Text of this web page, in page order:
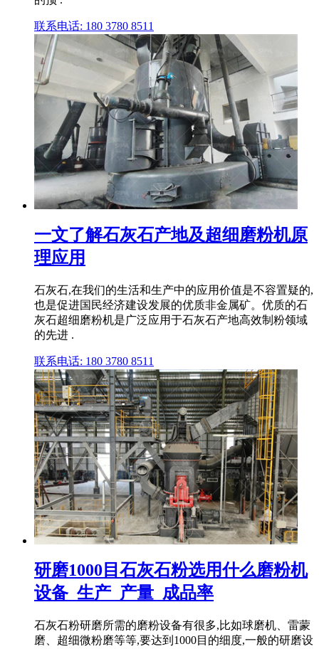
联系电话: 180 3780 8511
一文了解石灰石产地及超细磨粉机原
理应用
石灰石,在我们的生活和生产中的应用价值是不容置疑的,
也是促进国民经济建设发展的优质非金属矿。优质的石
灰石超细磨粉机是广泛应用于石灰石产地高效制粉领域
的先进 .
联系电话: 180 3780 8511
研磨1000目石灰石粉选用什么磨粉机
设备_生产_产量_成品率
石灰石粉研磨所需的磨粉设备有很多,比如球磨机、雷蒙
磨、超细微粉磨等等,要达到1000目的细度,一般的研磨设